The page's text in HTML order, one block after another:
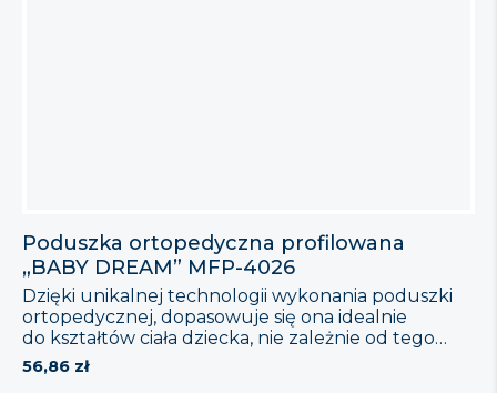
Poduszka ortopedyczna profilowana
„BABY DREAM” MFP-4026
56,86 zł
Dzięki unikalnej technologii wykonania poduszki
ortopedycznej, dopasowuje się ona idealnie
do kształtów ciała dziecka, nie zależnie od tego
czy dziecko śpi na boku czy na plecach. Głowa
niemal zatapia się w piance poduszki, tym samym